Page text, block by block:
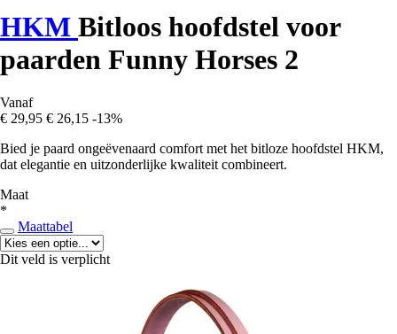
HKM Bitloos hoofdstel voor
paarden Funny Horses 2
Vanaf
€ 29,95 € 26,15 -13%
Bied je paard ongeëvenaard comfort met het bitloze hoofdstel HKM,
dat elegantie en uitzonderlijke kwaliteit combineert.
Maat
*
Maattabel
Dit veld is verplicht